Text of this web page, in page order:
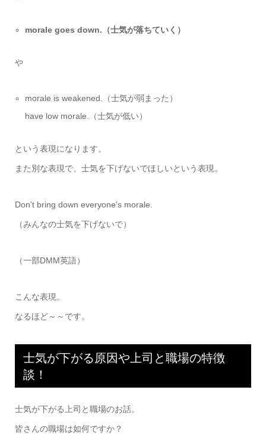
morale goes down.（士気が落ちていく）
や
morale is weakened.（士気が弱まった）
have low morale.（士気が低い）
という表現になります。
また別な表現で、士気を下げないでほしいという表現。
Don’t bring down everyone’s morale.
（みんなの士気を下げないで）
（一部DMM英語）
こんな表現。
なるほど～～です。
士気が下がる原因や上司と職場の特徴
談！
士気が下がる上司と職場のお話。
皆さんの職場は如何ですか？